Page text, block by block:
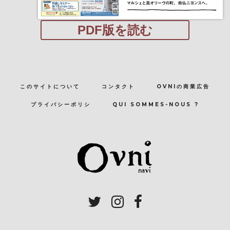
PDF版を読む
このサイトについて コンタクト OVNIの商業広告
プライバシーポリシ QUI SOMMES-NOUS ?